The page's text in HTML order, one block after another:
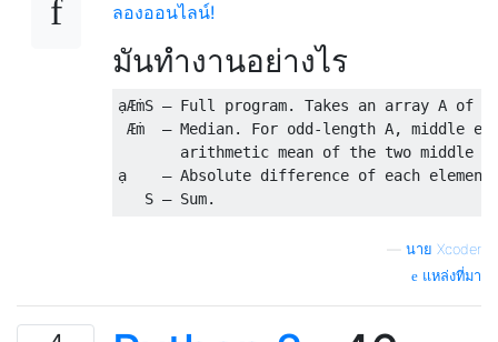
ลองออนไลน์!
มันทำงานอย่างไร
ạÆṁS – Full program. Takes an array A of
Æṁ  – Median. For odd-length A, middle
arithmetic mean of the two middle
ạ    – Absolute difference of each element
นาย Xcoder
แหล่งที่มา